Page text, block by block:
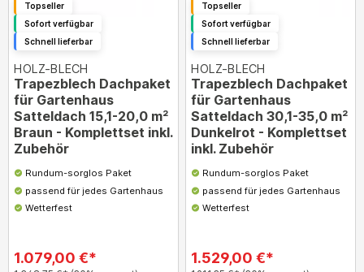
Topseller
Sofort verfügbar
Schnell lieferbar
HOLZ-BLECH
Trapezblech Dachpaket
für Gartenhaus
Satteldach 15,1-20,0 m²
Braun - Komplettset inkl.
Zubehör
Rundum-sorglos Paket
passend für jedes Gartenhaus
Wetterfest
1.079,00 €*
Topseller
Sofort verfügbar
Schnell lieferbar
HOLZ-BLECH
Trapezblech Dachpaket
für Gartenhaus
Satteldach 30,1-35,0 m²
Dunkelrot - Komplettset
inkl. Zubehör
Rundum-sorglos Paket
passend für jedes Gartenhaus
Wetterfest
1.529,00 €*